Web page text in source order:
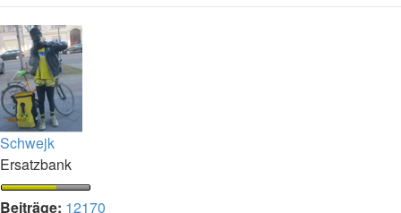
Schwejk
Ersatzbank
Beiträge: 12170